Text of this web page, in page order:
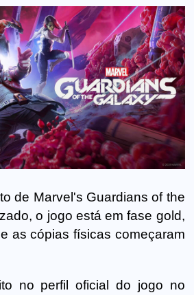
de Marvel's Guardians of the
o jogo está em fase gold,
as cópias físicas começaram
no perfil oficial do jogo no